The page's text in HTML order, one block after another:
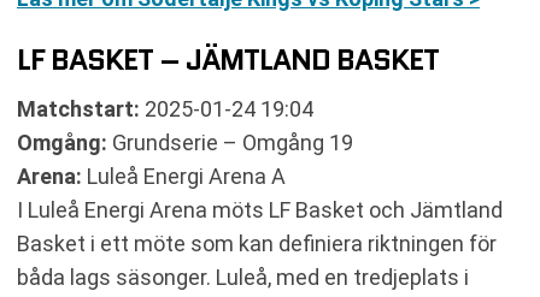
LF BASKET – JÄMTLAND BASKET
Matchstart: 2025-01-24 19:04
Omgång: Grundserie – Omgång 19
Arena: Luleå Energi Arena A
I Luleå Energi Arena möts LF Basket och Jämtland
Basket i ett möte som kan definiera riktningen för
båda lags säsonger. Luleå, med en tredjeplats i